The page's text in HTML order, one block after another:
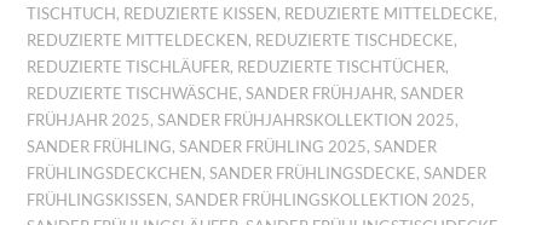
TISCHTUCH , REDUZIERTE KISSEN , REDUZIERTE MITTELDECKE,
REDUZIERTE MITTELDECKEN , REDUZIERTE TISCHDECKE,
REDUZIERTE TISCHLÄUFER, REDUZIERTE TISCHTÜCHER,
REDUZIERTE TISCHWÄSCHE,SANDER FRÜHJAHR,SANDER
FRÜHJAHR 2025,SANDER FRÜHJAHRSKOLLEKTION 2025,
SANDER FRÜHLING,SANDER FRÜHLING 2025,SANDER
FRÜHLINGSDECKCHEN ,SANDER FRÜHLINGSDECKE,SANDER
FRÜHLINGSKISSEN ,SANDER FRÜHLINGSKOLLEKTION 2025,